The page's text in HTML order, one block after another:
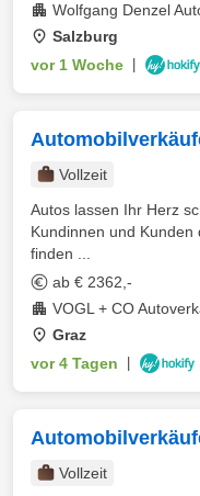
Wolfgang Denzel
Salzburg
vor 1 Woche
Vollzeit
Autos lassen Ihr Herz
Kundinnen und
finden ...
ab € 2362,-
VOGL + CO
Graz
vor 4 Tagen
Vollzeit